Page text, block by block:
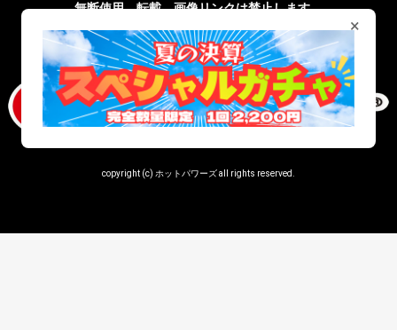
無断使用、転載、画像リンクは禁止します。
無店舗性風俗特殊営業届出済 受理番号 第43201820027号
copyright (c) ホットパワーズ all rights reserved.
×